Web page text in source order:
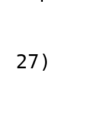
set
27)
if
set